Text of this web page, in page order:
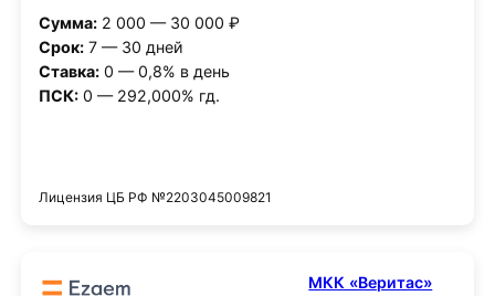
Сумма:2 000 — 30 000 ₽
Срок:7 — 30 дней
Ставка:0 — 0,8% в день
ПСК:0 — 292,000% гд.
Лицензия ЦБ РФ №2203045009821
МКК «Веритас»